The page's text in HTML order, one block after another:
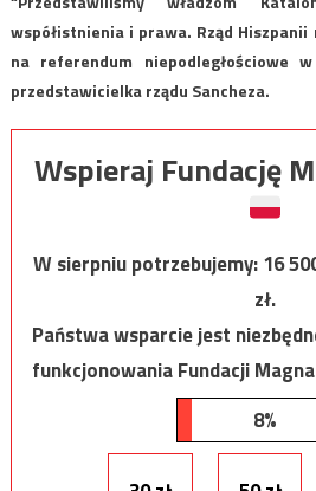
współistnienia i prawa. Rząd
na referendum niepodległościowe
przedstawicielka rządu Sancheza.
Wspieraj Fundację
W sierpniu potrzebujemy:16
zł.
Państwa wsparcie jest
funkcjonowania Fundacji
8%